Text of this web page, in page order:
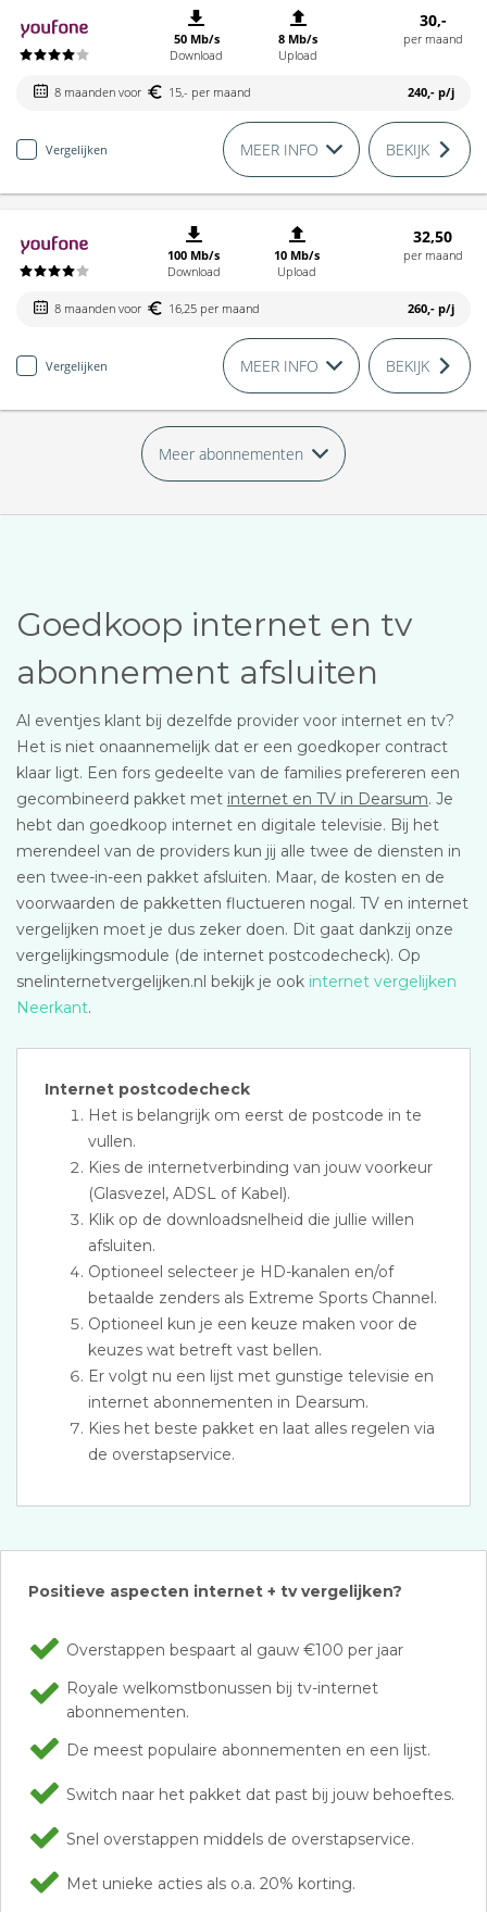
50 Mb/s
Download
8 Mb/s
Upload
30,-
per maand
8 maanden voor 15,- per maand 240,- p/j
Vergelijken MEER INFO BEKIJK
100 Mb/s
Download
10 Mb/s
Upload
32,50
per maand
8 maanden voor 16,25 per maand 260,- p/j
Vergelijken MEER INFO BEKIJK
Meer abonnementen
Goedkoop internet en tv
abonnement afsluiten
Al eventjes klant bij dezelfde provider voor internet en tv?
Het is niet onaannemelijk dat er een goedkoper contract
klaar ligt. Een fors gedeelte van de families prefereren een
gecombineerd pakket met internet en TV in Dearsum. Je
hebt dan goedkoop internet en digitale televisie. Bij het
merendeel van de providers kun jij alle twee de diensten in
een twee-in-een pakket afsluiten. Maar, de kosten en de
voorwaarden de pakketten fluctueren nogal. TV en internet
vergelijken moet je dus zeker doen. Dit gaat dankzij onze
vergelijkingsmodule (de internet postcodecheck). Op
snelinternetvergelijken.nl bekijk je ook internet vergelijken
Neerkant.
Internet postcodecheck
Het is belangrijk om eerst de postcode in te
vullen.
Kies de internetverbinding van jouw voorkeur
(Glasvezel, ADSL of Kabel).
Klik op de downloadsnelheid die jullie willen
afsluiten.
Optioneel selecteer je HD-kanalen en/of
betaalde zenders als Extreme Sports Channel.
Optioneel kun je een keuze maken voor de
keuzes wat betreft vast bellen.
Er volgt nu een lijst met gunstige televisie en
internet abonnementen in Dearsum.
Kies het beste pakket en laat alles regelen via
de overstapservice.
Positieve aspecten internet + tv vergelijken?
Overstappen bespaart al gauw €100 per jaar
Royale welkomstbonussen bij tv-internet
abonnementen.
De meest populaire abonnementen en een lijst.
Switch naar het pakket dat past bij jouw behoeftes.
Snel overstappen middels de overstapservice.
Met unieke acties als o.a. 20% korting.